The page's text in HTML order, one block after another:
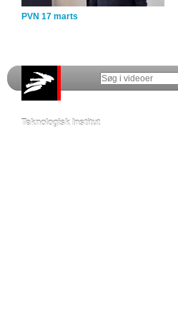
PVN 17 marts
Teknologisk Institut